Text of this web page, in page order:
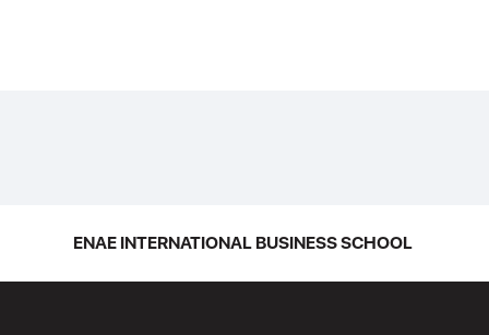
ENAE INTERNATIONAL BUSINESS SCHOOL